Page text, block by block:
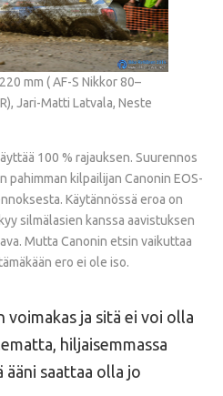
mm ( AF-S Nikkor 80–
Jari-Matti Latvala, Neste
100 % rajauksen. Suurennos
pahimman kilpailijan Canonin EOS-
Käytännössä eroa on
silmälasien kanssa aavistuksen
Mutta Canonin etsin vaikuttaa
ero ei ole iso.
voimakas ja sitä ei voi olla
hiljaisemmassa
ääni saattaa olla jo